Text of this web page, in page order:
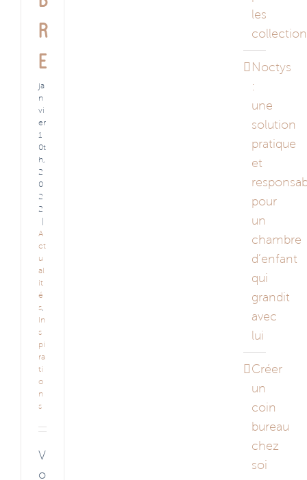
r
e
ja
n
vi
er
1
0t
h,
2
0
2
2
A
ct
u
al
it
é
s,
In
s
pi
ra
ti
o
n
s
V
o
les
Noctys
:
une
solution
pratique
et
pour
un
chambre
d’enfant
qui
grandit
avec
lui
Créer
un
coin
bureau
chez
soi